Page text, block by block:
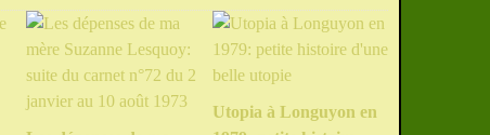
Utopia à Longuyon en